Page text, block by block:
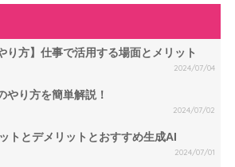
り方】仕事で活用する場面とメリット
2024/07/04
り方を簡単解説！
2024/07/02
トとデメリットとおすすめ生成AI
2024/07/01